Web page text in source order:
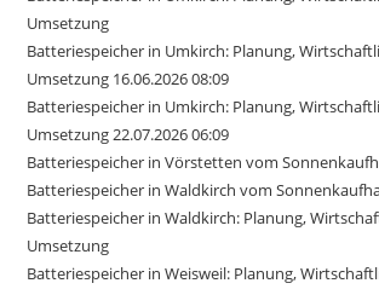
Umsetzung
Batteriespeicher in Umkirch: Planung,
Umsetzung 16.06.2026 08:09
Batteriespeicher in Umkirch: Planung,
Umsetzung 22.07.2026 06:09
Batteriespeicher in Vörstetten vom
Batteriespeicher in Waldkirch vom
Batteriespeicher in Waldkirch: Planung,
Umsetzung
Batteriespeicher in Weisweil: Planung,